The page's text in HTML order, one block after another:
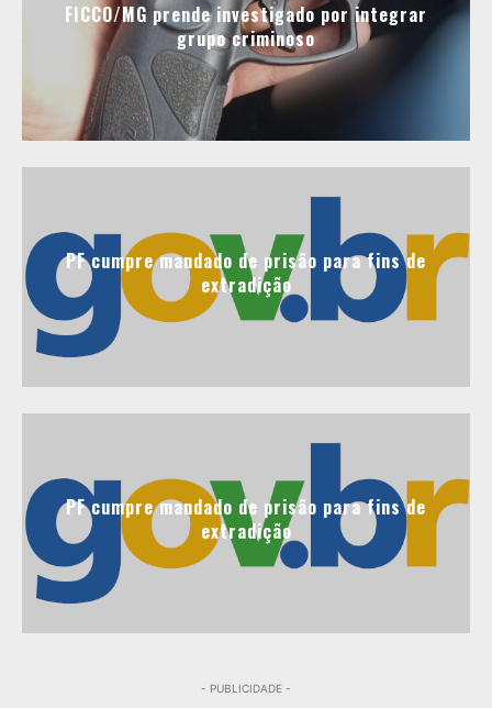
FICCO/MG prende investigado por integrar
grupo criminoso
PF cumpre mandado de prisão para fins de
extradição
PF cumpre mandado de prisão para fins de
extradição
- PUBLICIDADE -